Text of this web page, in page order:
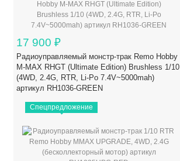
17 900 ₽
Радиоуправляемый монстр-трак Remo Hobby
M-MAX RHGT (Ultimate Edition) Brushless 1/10
(4WD, 2.4G, RTR, Li-Po 7.4V~5000mah)
артикул RH1036-GREEN
Спецпредложение